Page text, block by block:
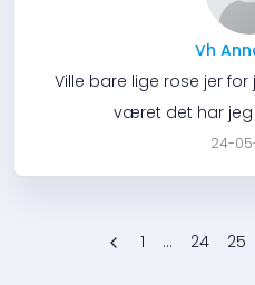
Vh
Ville bare lige rose jer
været det har
24-
1 ... 24 25